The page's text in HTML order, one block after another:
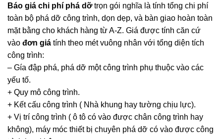
Báo giá chi phí phá dỡ trọn gói nghĩa là tính tổng chi phí
toàn bộ phá dỡ công trình, dọn dẹp, và bàn giao hoàn toàn
mặt bằng cho khách hàng từ A-Z. Giá được tính căn cứ
vào đơn giá tính theo mét vuông nhân với tổng diện tích
công trình:
– Gía đập phá, phá dỡ một công trình phụ thuộc vào các
yếu tố.
+ Quy mô công trình.
+ Kết cấu công trình ( Nhà khung hay tường chịu lực).
+ Vị trí công trình ( ô tô có vào được chân công trình hay
không), máy móc thiết bị chuyên phá dỡ có vào được công